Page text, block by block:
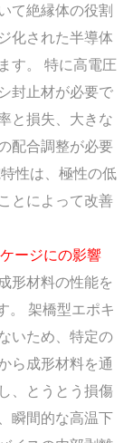
て絶縁体の役割
化された半導体
す。 特に高電圧
封止材が必要で
と損失、大きな
配合調整が必要
性は、極性の低
とによって改善
ージにの影響
形材料の性能を
。 架橋型エポキ
いため、特定の
ら成形材料を通
、とうとう損傷
瞬間的な高温下